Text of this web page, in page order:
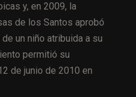
y, en 2009, la
de los Santos aprobó
un niño atribuida a su
permitió su
de junio de 2010 en